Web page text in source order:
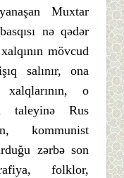
Muxtar
nə qədər
mövcud
salınır, ona
o
taleyinə Rus
kommunist
zərbə son
folklor,